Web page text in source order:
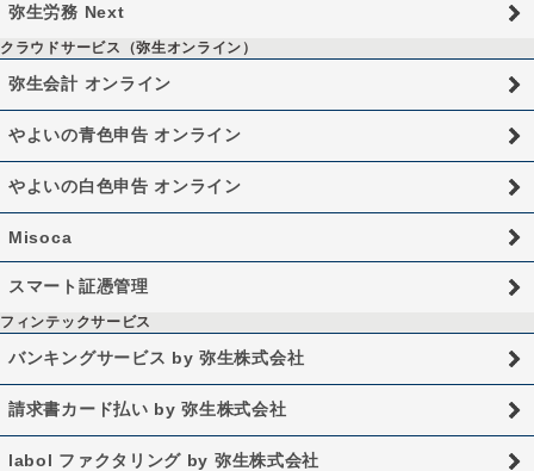
弥生労務 Next
クラウドサービス（弥生オンライン）
弥生会計 オンライン
やよいの青色申告 オンライン
やよいの白色申告 オンライン
Misoca
スマート証憑管理
フィンテックサービス
バンキングサービス by 弥生株式会社
請求書カード払い by 弥生株式会社
labol ファクタリング by 弥生株式会社